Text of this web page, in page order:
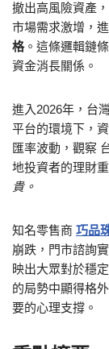
撤出高風險資產
市場需求激增，
格。這條邏輯鏈
資金消長關係。
進入2026年，台
平台的環境下，
匯率波動，觀察
地投資者的理財重
貴。
知名零售商 巧品
崩跌，門市諮詢
映出大眾對於穩
的局勢中顯得格
要的心理支撐。